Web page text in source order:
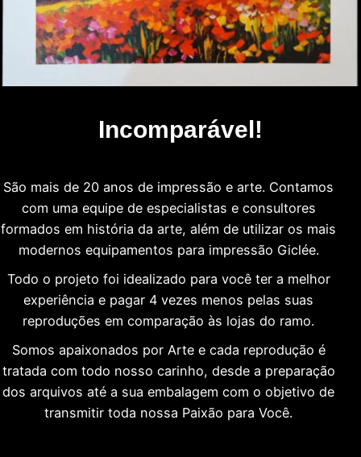
Incomparável!
São mais de 20 anos de impressão e arte. Contamos
com uma equipe de especialistas e consultores
formados em história da arte, além de utilizar os mais
modernos equipamentos para impressão Giclée.
Todo o projeto foi idealizado para você ter a melhor
experiência e pagar 4 vezes menos pelas suas
reproduções em comparação às lojas do ramo.
Somos apaixonados por Arte e cada reprodução é
tratada com todo nosso carinho, desde a preparação
dos arquivos até a sua embalagem com o objetivo de
transmitir toda nossa Paixão para Você.